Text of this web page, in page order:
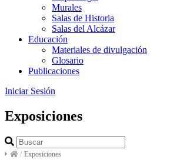
Murales
Salas de Historia
Salas del Alcázar
Educación
Materiales de divulgación
Glosario
Publicaciones
Iniciar Sesión
Exposiciones
/ Exposiciones